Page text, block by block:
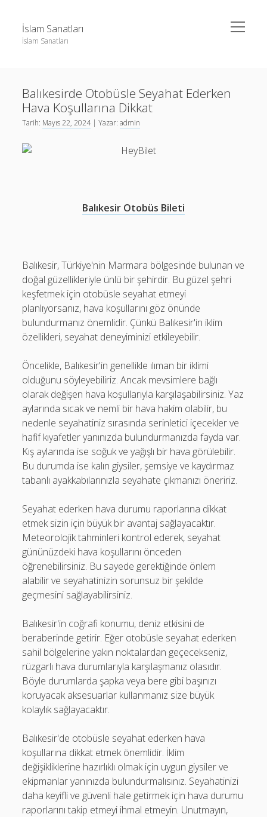
İslam Sanatları
İslam Sanatları
menüyü
aç
Liste
Sayfa Listesi
Instagram Beğeni Yükseltme Bedava
Balıkesirde Otobüsle Seyahat Ederken
Hava Koşullarına Dikkat
Tarih: Mayıs 22, 2024| Yazar:admin
Balıkesir Otobüs Bileti
Balıkesir, Türkiye'nin Marmara bölgesinde bulunan ve
doğal güzellikleriyle ünlü bir şehirdir. Bu güzel şehri
keşfetmek için otobüsle seyahat etmeyi
planlıyorsanız, hava koşullarını göz önünde
bulundurmanız önemlidir. Çünkü Balıkesir'in iklim
özellikleri, seyahat deneyiminizi etkileyebilir.
Öncelikle, Balıkesir'in genellikle ılıman bir iklimi
olduğunu söyleyebiliriz. Ancak mevsimlere bağlı
olarak değişen hava koşullarıyla karşılaşabilirsiniz. Yaz
aylarında sıcak ve nemli bir hava hakim olabilir, bu
nedenle seyahatiniz sırasında serinletici içecekler ve
hafif kıyafetler yanınızda bulundurmanızda fayda var.
Kış aylarında ise soğuk ve yağışlı bir hava görülebilir.
Bu durumda ise kalın giysiler, şemsiye ve kaydırmaz
tabanlı ayakkabılarınızla seyahate çıkmanızı öneririz.
Seyahat ederken hava durumu raporlarına dikkat
etmek sizin için büyük bir avantaj sağlayacaktır.
Meteorolojik tahminleri kontrol ederek, seyahat
gününüzdeki hava koşullarını önceden
öğrenebilirsiniz. Bu sayede gerektiğinde önlem
alabilir ve seyahatinizin sorunsuz bir şekilde
geçmesini sağlayabilirsiniz.
Balıkesir'in coğrafi konumu, deniz etkisini de
beraberinde getirir. Eğer otobüsle seyahat ederken
sahil bölgelerine yakın noktalardan geçecekseniz,
rüzgarlı hava durumlarıyla karşılaşmanız olasıdır.
Böyle durumlarda şapka veya bere gibi başınızı
koruyacak aksesuarlar kullanmanız size büyük
kolaylık sağlayacaktır.
Balıkesir'de otobüsle seyahat ederken hava
koşullarına dikkat etmek önemlidir. İklim
değişikliklerine hazırlıklı olmak için uygun giysiler ve
ekipmanlar yanınızda bulundurmalısınız. Seyahatinizi
daha keyifli ve güvenli hale getirmek için hava durumu
raporlarını takip etmeyi ihmal etmeyin. Unutmayın,